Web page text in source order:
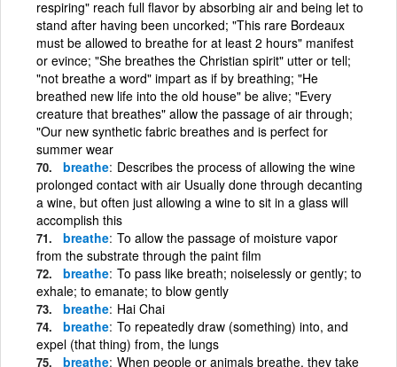
respiring" reach full flavor by absorbing air and being let to
stand after having been uncorked; "This rare Bordeaux
must be allowed to breathe for at least 2 hours" manifest
or evince; "She breathes the Christian spirit" utter or tell;
"not breathe a word" impart as if by breathing; "He
breathed new life into the old house" be alive; "Every
creature that breathes" allow the passage of air through;
"Our new synthetic fabric breathes and is perfect for
summer wear
breathe Describes the process of allowing the wine
prolonged contact with air Usually done through decanting
a wine, but often just allowing a wine to sit in a glass will
accomplish this
breathe To allow the passage of moisture vapor
from the substrate through the paint film
breathe To pass like breath; noiselessly or gently; to
exhale; to emanate; to blow gently
breathe Hai Chai
breathe To repeatedly draw (something) into, and
expel (that thing) from, the lungs
breathe When people or animals breathe, they take